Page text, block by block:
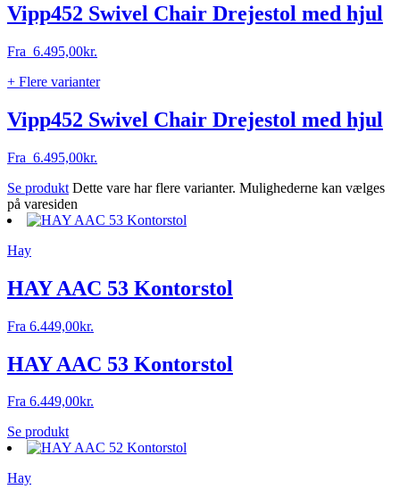
Vipp452 Swivel Chair Drejestol med hjul
Fra 6.495,00kr.
+ Flere varianter
Vipp452 Swivel Chair Drejestol med hjul
Fra 6.495,00kr.
Se produkt Dette vare har flere varianter. Mulighederne kan vælges
på varesiden
Hay
HAY AAC 53 Kontorstol
Fra 6.449,00kr.
HAY AAC 53 Kontorstol
Fra 6.449,00kr.
Se produkt
Hay